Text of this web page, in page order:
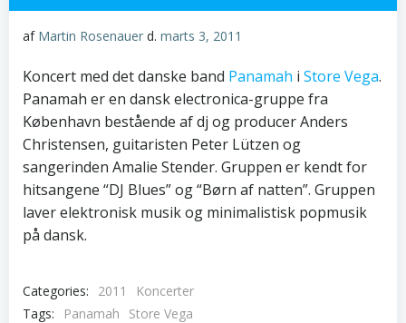
af Martin Rosenauer d. marts 3, 2011
Koncert med det danske band Panamah i Store Vega.
Panamah er en dansk electronica-gruppe fra
København bestående af dj og producer Anders
Christensen, guitaristen Peter Lützen og
sangerinden Amalie Stender. Gruppen er kendt for
hitsangene “DJ Blues” og “Børn af natten”. Gruppen
laver elektronisk musik og minimalistisk popmusik
på dansk.
Categories: 2011
Koncerter
Tags:
Panamah Store Vega